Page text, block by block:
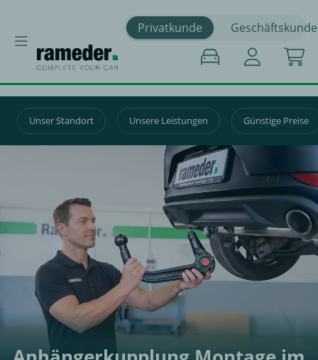
Privatkunde Geschäftskunde
Unser Standort Unsere Leistungen Günstige Preise